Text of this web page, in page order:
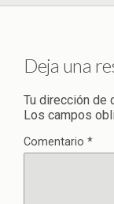
Deja una
Tu dirección de
Los campos
Comentario *